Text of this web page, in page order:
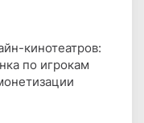
кинотеатров:
по игрокам